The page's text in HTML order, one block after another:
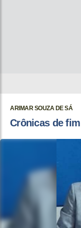
ARIMAR SOUZA DE SÁ
Crônicas de